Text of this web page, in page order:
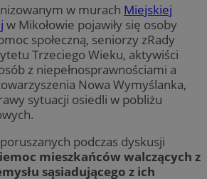
w murach Miejskiej
w Mikołowie pojawiły się osoby
społeczną, seniorzy zRady
Trzeciego Wieku, aktywiści
z niepełnosprawnościami a
Nowa Wymyślanka,
sytuacji osiedli w pobliżu
podczas dyskusji
mieszkańców walczących z
sąsiadującego z ich